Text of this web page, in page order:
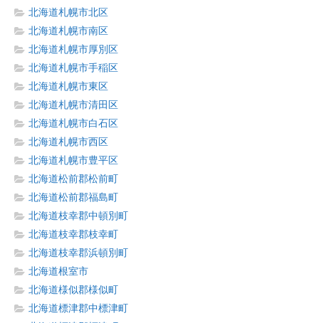
北海道札幌市北区
北海道札幌市南区
北海道札幌市厚別区
北海道札幌市手稲区
北海道札幌市東区
北海道札幌市清田区
北海道札幌市白石区
北海道札幌市西区
北海道札幌市豊平区
北海道松前郡松前町
北海道松前郡福島町
北海道枝幸郡中頓別町
北海道枝幸郡枝幸町
北海道枝幸郡浜頓別町
北海道根室市
北海道様似郡様似町
北海道標津郡中標津町